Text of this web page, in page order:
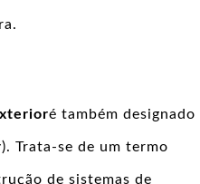
é também designado
). Trata-se de um termo
de sistemas de